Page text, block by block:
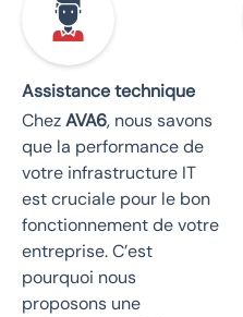
Assistance technique
ChezAVA6, nous savons
que la performance de
votre infrastructure IT
est cruciale pour le bon
fonctionnement de votre
entreprise. C’est
pourquoi nous
proposons une